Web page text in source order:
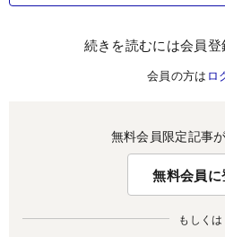
続きを読むには会員登
会員の方は ロ
無料会員限定記事
無料会員
もしくは